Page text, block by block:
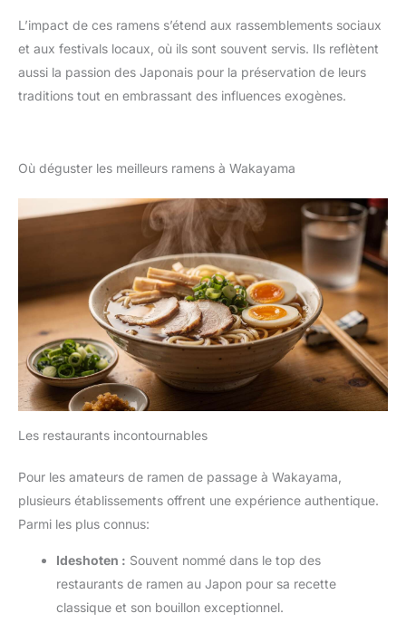
L’impact de ces ramens s’étend aux rassemblements sociaux
et aux festivals locaux, où ils sont souvent servis. Ils reflètent
aussi la passion des Japonais pour la préservation de leurs
traditions tout en embrassant des influences exogènes.
Où déguster les meilleurs ramens à Wakayama
Les restaurants incontournables
Pour les amateurs de ramen de passage à Wakayama,
plusieurs établissements offrent une expérience authentique.
Parmi les plus connus:
Ideshoten : Souvent nommé dans le top des
restaurants de ramen au Japon pour sa recette
classique et son bouillon exceptionnel.